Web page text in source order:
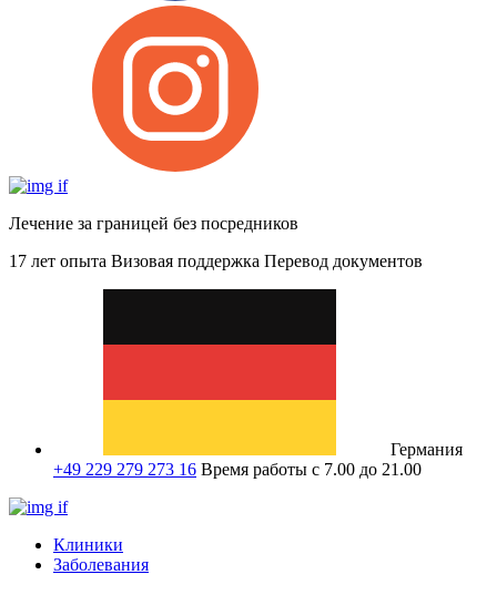
Лечение за границей без посредников
17 лет опыта Визовая поддержка Перевод документов
Германия
+49 229 279 273 16 Время работы с 7.00 до 21.00
Клиники
Заболевания